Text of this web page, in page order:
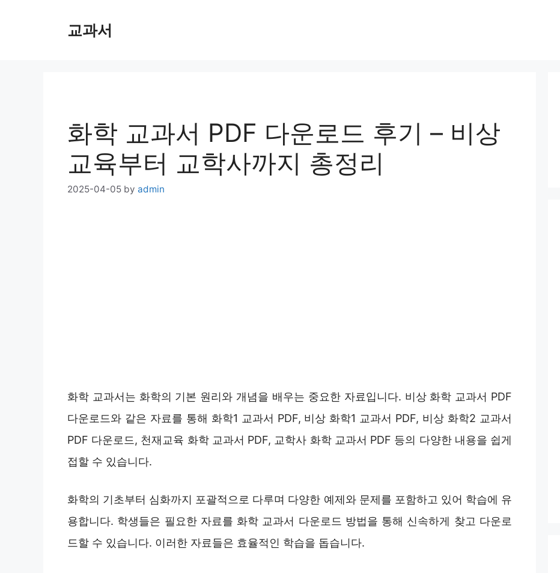
교과서
화학 교과서 PDF 다운로드 후기 – 비상
교육부터 교학사까지 총정리
2025-04-05 by admin
화학 교과서는 화학의 기본 원리와 개념을 배우는 중요한 자료입니다. 비상 화학 교과서 PDF
다운로드와 같은 자료를 통해 화학1 교과서 PDF, 비상 화학1 교과서 PDF, 비상 화학2 교과서
PDF 다운로드, 천재교육 화학 교과서 PDF, 교학사 화학 교과서 PDF 등의 다양한 내용을 쉽게
접할 수 있습니다.
화학의 기초부터 심화까지 포괄적으로 다루며 다양한 예제와 문제를 포함하고 있어 학습에 유
용합니다. 학생들은 필요한 자료를 화학 교과서 다운로드 방법을 통해 신속하게 찾고 다운로
드할 수 있습니다. 이러한 자료들은 효율적인 학습을 돕습니다.